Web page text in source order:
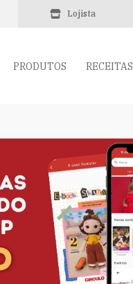
Lojista
PRODUTOS RECEITAS